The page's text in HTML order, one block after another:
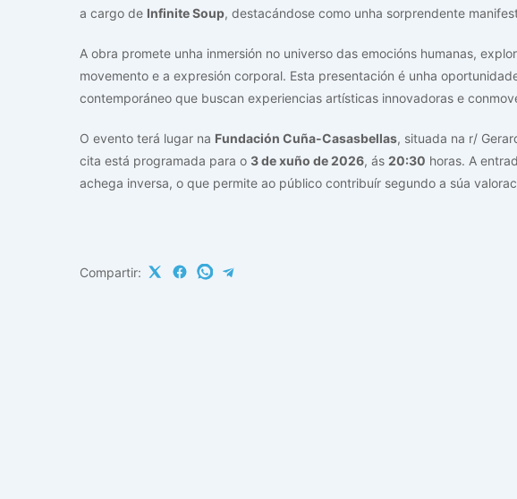
a cargo de Infinite Soup, destacándose como unha sorprendente
A obra promete unha inmersión no universo das emocións humanas,
movemento e a expresión corporal. Esta presentación é unha
contemporáneo que buscan experiencias artísticas innovadoras e
O evento terá lugar na Fundación Cuña-Casasbellas, situada na r/
cita está programada para o 3 de xuño de 2026, ás 20:30 horas. A
achega inversa, o que permite ao público contribuír segundo a súa
Compartir: